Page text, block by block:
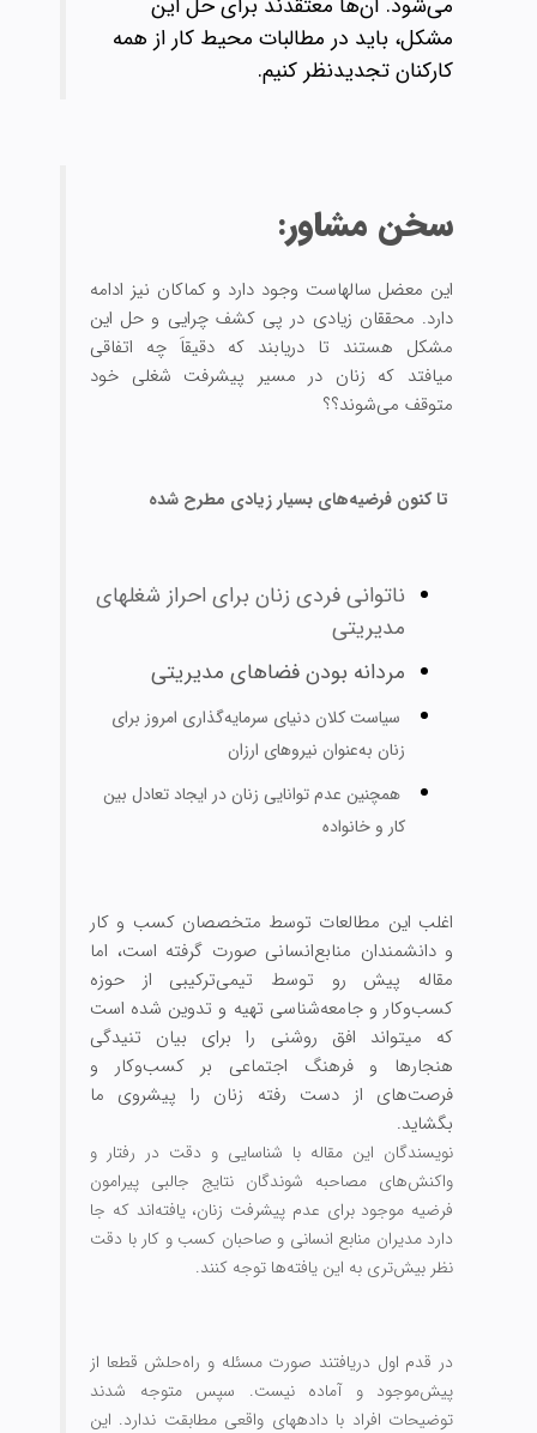
مشکل، باید در مطالبات محیط کار از همه
کارکنان تجدیدنظر کنیم.
سخن مشاور:
این معضل سالهاست وجود دارد و کماکان نیز ادامه
دارد. محققان زیادی در پی کشف چرایی و حل این
مشکل هستند تا دریابند که دقیقاَ چه اتفاقی
می‏افتد که زنان در مسیر پیشرفت شغلی خود
متوقف می‌شوند؟؟
تا کنون فرضیه‌های بسیار زیادی مطرح شده
ناتوانی فردی زنان برای احراز شغل‏های
مدیریتی
مردانه بودن فضاهای مدیریتی
سیاست کلان دنیای سرمایه‌‏گذاری امروز برای
زنان به‌عنوان نیروهای ارزان
همچنین عدم توانایی زنان در ایجاد تعادل بین
کار و خانواده
اغلب این مطالعات توسط متخصصان کسب و کار
و دانشمندان منابع‌‏انسانی صورت گرفته است، اما
مقاله پیش رو توسط تیمی‌ترکیبی از حوزه
کسب‏‌و‏کار و جامعه‌‏شناسی تهیه و تدوین شده است
که می‏تواند افق روشنی را برای بیان تنیدگی
هنجارها و فرهنگ اجتماعی بر کسب‌‏و‏کار و
فرصت‌‏های از دست رفته زنان را پیش‏روی ما
بگشاید.
نویسندگان این مقاله با شناسایی و دقت در رفتار و
واکنش‌های مصاحبه شوندگان نتایج جالبی پیرامون
فرضیه موجود برای عدم پیشرفت زنان، یافته‌‏اند که جا
دارد مدیران منابع انسانی و صاحبان کسب و کار با دقت
نظر بیش‌تری به این یافته‌‏ها توجه کنند.
در قدم اول دریافتند صورت مسئله و راه‏‌حلش قطعا از
پیش‏‌موجود و آماده‏ نیست. سپس متوجه شدند
توضیحات افراد با داده‏های واقعی مطابقت ندارد. این